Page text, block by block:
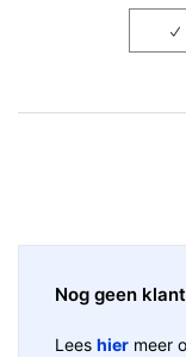
Nog geen
Lees hier meer